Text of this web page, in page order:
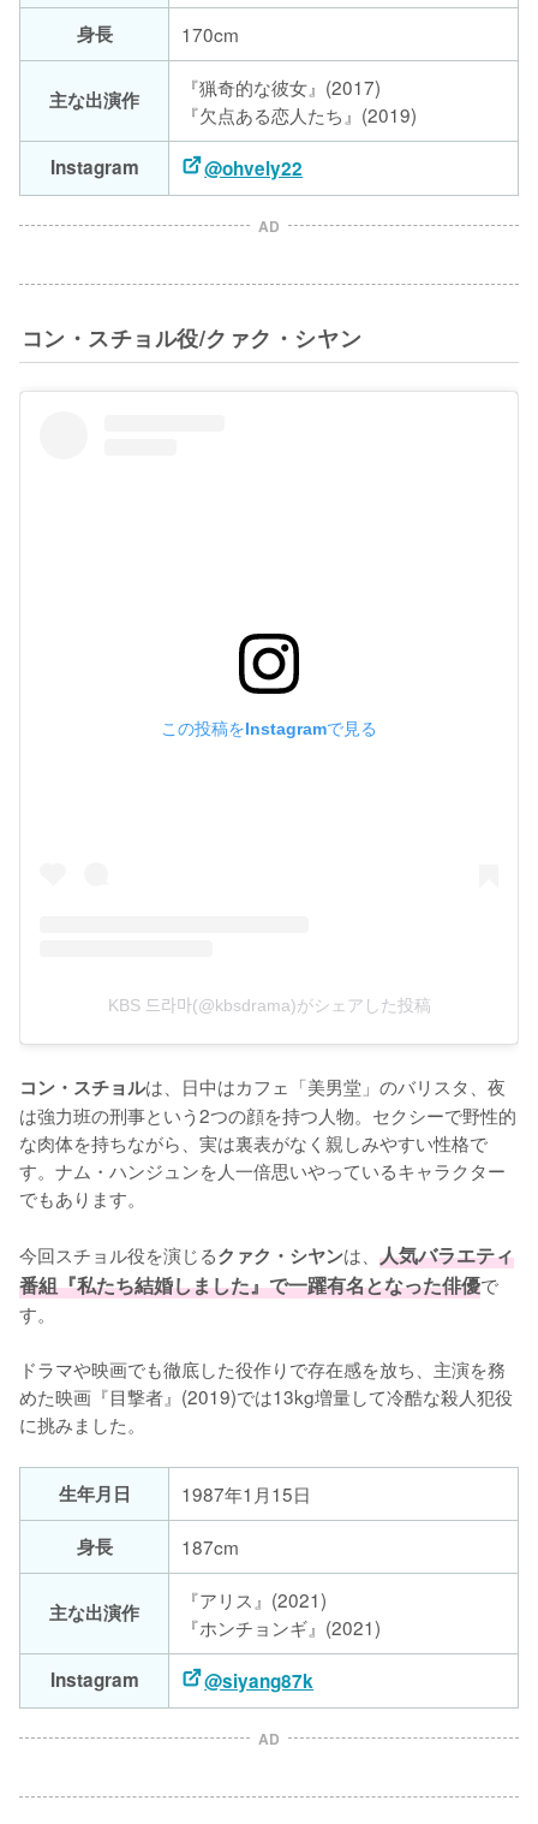
身長
170cm
主な出演作
『猟奇的な彼女』(2017)
『欠点ある恋人たち』(2019)
Instagram
@ohvely22
AD
コン・スチョル役/クァク・シヤン
この投稿をInstagramで見る
KBS 드라마(@kbsdrama)がシェアした投稿
コン・スチョルは、日中はカフェ「美男堂」のバリスタ、夜
は強力班の刑事という2つの顔を持つ人物。セクシーで野性的
な肉体を持ちながら、実は裏表がなく親しみやすい性格で
す。ナム・ハンジュンを人一倍思いやっているキャラクター
でもあります。
今回スチョル役を演じるクァク・シヤンは、 人気バラエティ
番組『私たち結婚しました』で一躍有名となった俳優で
す。
ドラマや映画でも徹底した役作りで存在感を放ち、主演を務
めた映画『目撃者』(2019)では13kg増量して冷酷な殺人犯役
に挑みました。
生年月日
1987年1月15日
身長
187cm
主な出演作
『アリス』(2021)
『ホンチョンギ』(2021)
Instagram
@siyang87k
AD